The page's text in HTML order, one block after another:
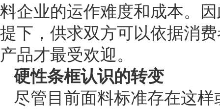
料企业的运作难度和成本。
提下，供求双方可以依据消
产品才最受欢迎。
硬性条框认识的转变
尽管目前面料标准存在这